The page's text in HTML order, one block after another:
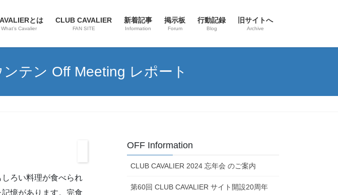
とは
What’s Cavalier
CLUB CAVALIER
FAN SITE
新着記事
Information
掲示板
Forum
行動記録
Blog
旧サイトへ
Archive
テン Off Meeting レポート
ろい料理が食べられ
憶があります。完食
OFF Information
CLUB CAVALIER 2024 忘年会 のご案内
第60回 CLUB CAVALIER サイト開設20周年